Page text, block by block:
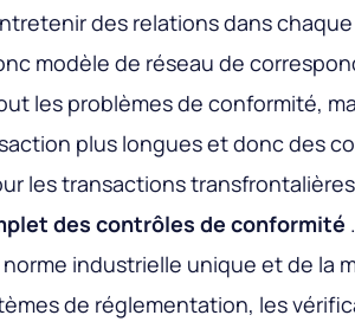
des relations dans
modèle de réseau de
les problèmes de conformité,
plus longues et donc des
les transactions
des contrôles de conformité
industrielle unique et de la
de réglementation, les